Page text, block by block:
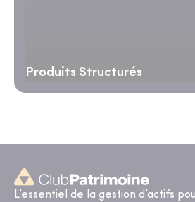
Produits Structurés
L’essentiel de la gestion d’actifs